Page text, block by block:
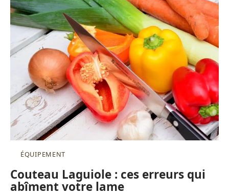
ÉQUIPEMENT
Couteau Laguiole : ces erreurs qui
abîment votre lame